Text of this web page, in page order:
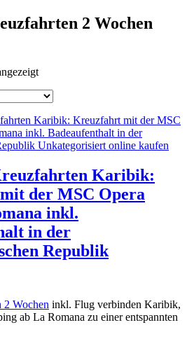
2 Wochen
Karibik:
der MSC Opera
inkl.
in der
Republik
2 Wochen inkl. Flug verbinden Karibik,
ab La Romana zu einer entspannten